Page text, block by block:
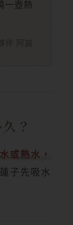
一壺熱
阿誠
？
或熱水，
子先吸水